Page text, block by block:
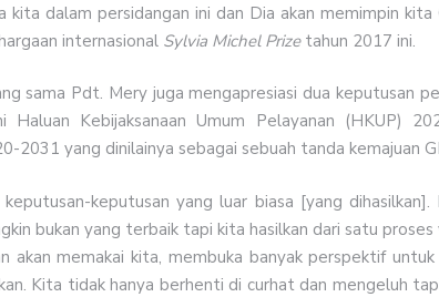
kita dalam persidangan ini dan Dia akan memimpin kita
internasional Sylvia Michel Prizetahun 2017 ini.
sama Pdt. Mery juga mengapresiasi dua keputusan
Haluan Kebijaksanaan Umum Pelayanan (HKUP)
2031 yang dinilainya sebagai sebuah tanda kemajuan
keputusan-keputusan yang luar biasa [yang
bukan yang terbaik tapi kita hasilkan dari satu
akan memakai kita, membuka banyak perspektif
Kita tidak hanya berhenti di curhat dan mengeluh